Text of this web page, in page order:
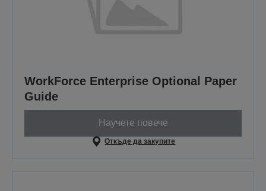
WorkForce Enterprise Optional Paper
Guide
Научете повече
Откъде да закупите